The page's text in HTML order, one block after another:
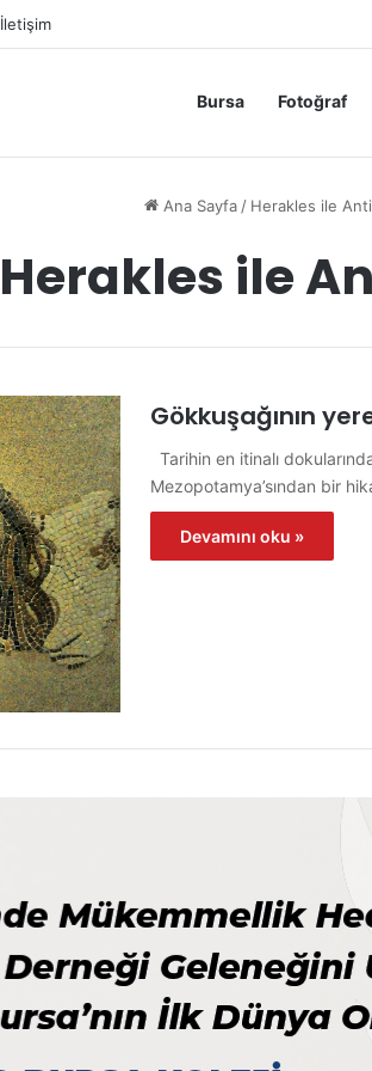
İletişim
Bursa Fotoğraf
Ana Sayfa / Herakles ile
Herakles ile
Gökkuşağının
Tarihin en itinalı
Mezopotamya’sından bir
Devamını oku »